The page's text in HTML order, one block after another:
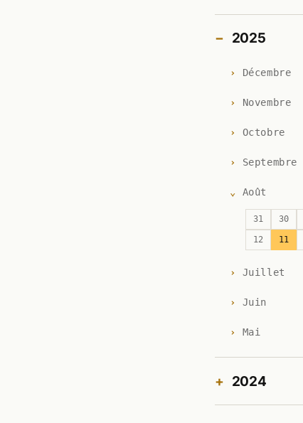
2025
Décembre
Novembre
Octobre
Septembre
Août
31 30
12 11
Juillet
Juin
Mai
2024